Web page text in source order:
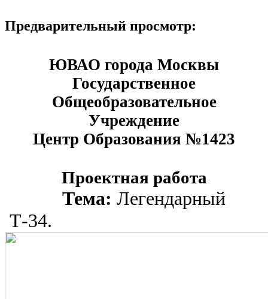
Предварительный просмотр:
ЮВАО города Москвы
Государственное
Общеобразовательное
Учреждение
Центр Образования №1423
Проектная работа
Тема: Легендарный
Т-34.